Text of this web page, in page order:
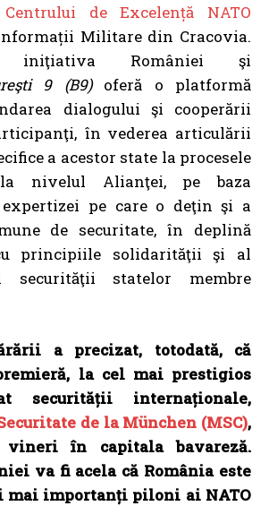
de Excelență NATO
Militare din Cracovia.
României şi
9 (B9)oferă o platformă
dialogului şi cooperării
în vederea articulării
a acestor state la procesele
nivelul Alianţei, pe baza
pe care o deţin şi a
de securitate, în deplină
principiile solidarităţii şi al
securităţii statelor membre
a precizat, totodată, că
la cel mai prestigios
securității internaționale,
de la München (MSC),
vineri în capitala bavareză.
va fi acela că România este
mai importanți piloni ai NATO